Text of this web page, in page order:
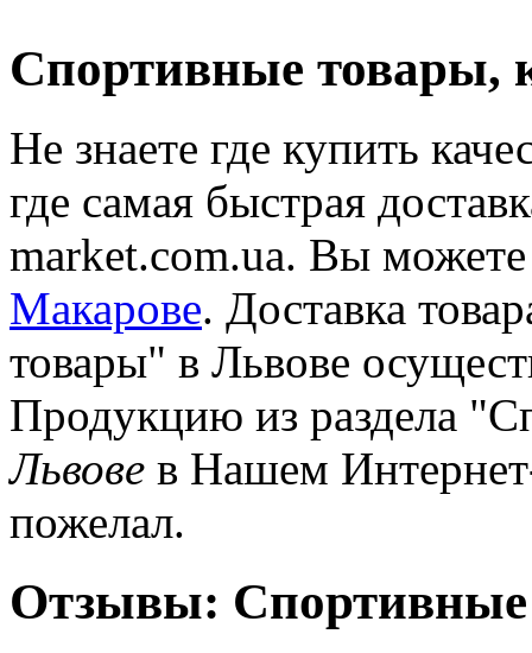
Спортивные товары,
Не знаете где купить
где самая быстрая
market.com.ua. Вы
Макарове. Доставка
товары" в Львове
Продукцию из раздела
Львове в Нашем
пожелал.
Отзывы: Спортивные